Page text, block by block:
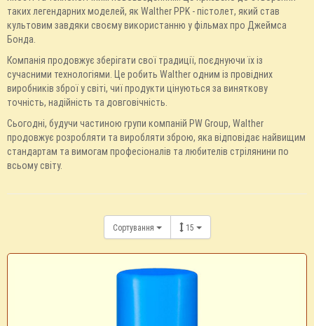
таких легендарних моделей, як Walther PPK - пістолет, який став
культовим завдяки своєму використанню у фільмах про Джеймса
Бонда.
Компанія продовжує зберігати свої традиції, поєднуючи їх із
сучасними технологіями. Це робить Walther одним із провідних
виробників зброї у світі, чиї продукти цінуються за виняткову
точність, надійність та довговічність.
Сьогодні, будучи частиною групи компаній PW Group, Walther
продовжує розробляти та виробляти зброю, яка відповідає найвищим
стандартам та вимогам професіоналів та любителів стрілянини по
всьому світу.
Сортування 15